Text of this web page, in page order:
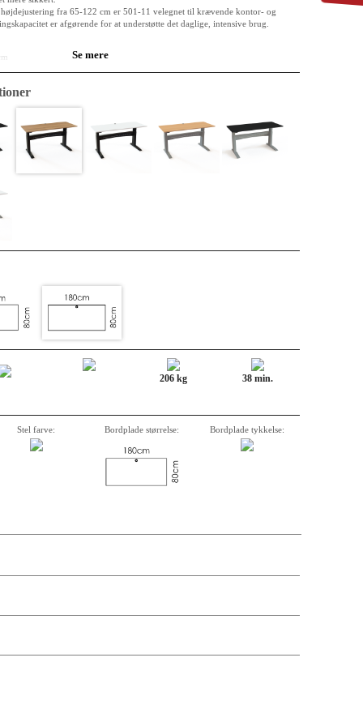
fra 65-122 cm er 501-11 velegnet til krævende kontor- og
er afgørende for at understøtte det daglige, intensive brug.
stål RAL 9004 (Sort)
og driftssikre 1-motor motorløsning
Se mere
206 kg 38 min.
Stel farve: Bordplade størrelse: Bordplade tykkelse: